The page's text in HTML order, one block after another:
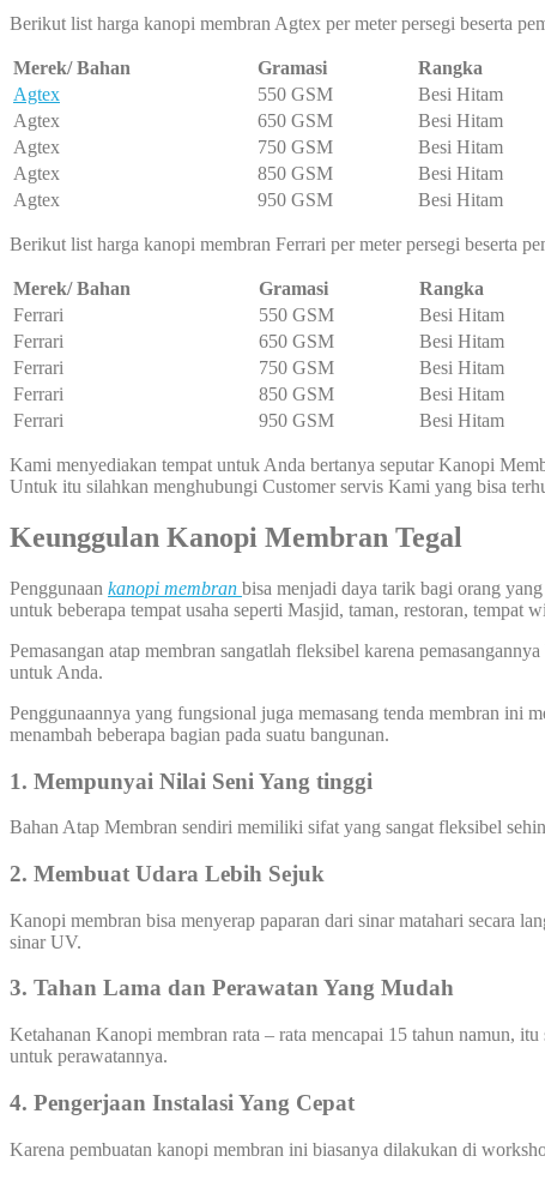
Berikut list harga kanopi membran Agtex per meter persegi beserta
Merek/ Bahan Gramasi Rangka
Agtex
550 GSM Besi Hitam
Agtex
650 GSM Besi Hitam
Agtex
750 GSM Besi Hitam
Agtex
850 GSM Besi Hitam
Agtex
950 GSM Besi Hitam
Berikut list harga kanopi membran Ferrari per meter persegi beserta
Merek/ Bahan Gramasi Rangka
Ferrari
550 GSM Besi Hitam
Ferrari
650 GSM Besi Hitam
Ferrari
750 GSM Besi Hitam
Ferrari
850 GSM Besi Hitam
Ferrari
950 GSM Besi Hitam
Kami menyediakan tempat untuk Anda bertanya seputar Kanopi
Untuk itu silahkan menghubungi Customer servis Kami yang bisa
Keunggulan Kanopi Membran Tegal
Penggunaan kanopi membran bisa menjadi daya tarik bagi orang
untuk beberapa tempat usaha seperti Masjid, taman, restoran, tempat
Pemasangan atap membran sangatlah fleksibel karena
untuk Anda.
Penggunaannya yang fungsional juga memasang tenda membran ini
menambah beberapa bagian pada suatu bangunan.
1. Mempunyai Nilai Seni Yang tinggi
Bahan Atap Membran sendiri memiliki sifat yang sangat fleksibel
2. Membuat Udara Lebih Sejuk
Kanopi membran bisa menyerap paparan dari sinar matahari secara
sinar UV.
3. Tahan Lama dan Perawatan Yang Mudah
Ketahanan Kanopi membran rata – rata mencapai 15 tahun namun,
untuk perawatannya.
4. Pengerjaan Instalasi Yang Cepat
Karena pembuatan kanopi membran ini biasanya dilakukan di